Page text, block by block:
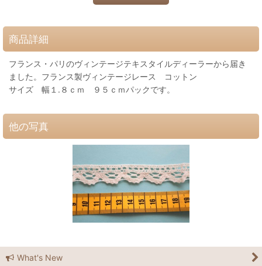
商品詳細
フランス・パリのヴィンテージテキスタイルディーラーから届き
ました。フランス製ヴィンテージレース コットン
サイズ 幅１.８ｃｍ ９５ｃｍパックです。
他の写真
What's New